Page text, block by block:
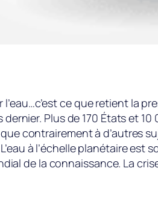
ce que retient la
dernier. Plus de 170 États et
contrairement à d’autres
à l’échelle planétaire
de la connaissance. La